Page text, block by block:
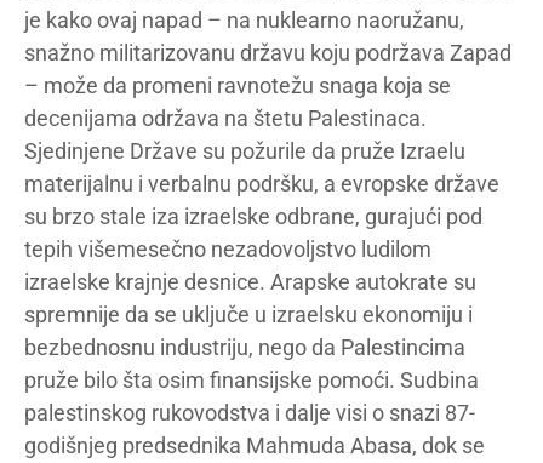
je kako ovaj napad – na nuklearno naoružanu,
snažno militarizovanu državu koju podržava Zapad
– može da promeni ravnotežu snaga koja se
decenijama održava na štetu Palestinaca.
Sjedinjene Države su požurile da pruže Izraelu
materijalnu i verbalnu podršku, a evropske države
su brzo stale iza izraelske odbrane, gurajući pod
tepih višemesečno nezadovoljstvo ludilom
izraelske krajnje desnice. Arapske autokrate su
spremnije da se uključe u izraelsku ekonomiju i
bezbednosnu industriju, nego da Palestincima
pruže bilo šta osim finansijske pomoći. Sudbina
palestinskog rukovodstva i dalje visi o snazi 87-
godišnjeg predsednika Mahmuda Abasa, dok se